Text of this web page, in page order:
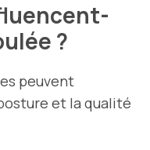
?
peuvent
et la qualité